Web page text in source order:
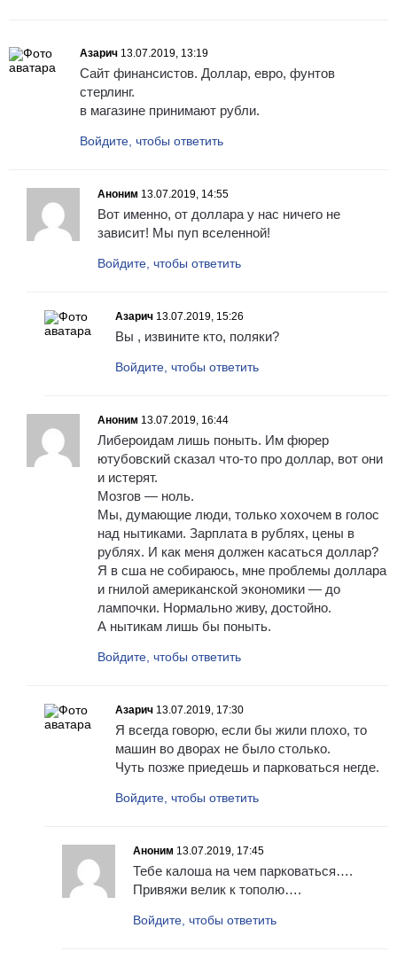
Азарич 13.07.2019, 13:19
Сайт финансистов. Доллар, евро, фунтов
стерлинг.
в магазине принимают рубли.
Войдите, чтобы ответить
Аноним 13.07.2019, 14:55
Вот именно, от доллара у нас ничего не
зависит! Мы пуп вселенной!
Войдите, чтобы ответить
Азарич 13.07.2019, 15:26
Вы , извините кто, поляки?
Войдите, чтобы ответить
Аноним 13.07.2019, 16:44
Либероидам лишь поныть. Им фюрер
ютубовский сказал что-то про доллар, вот они
и истерят.
Мозгов — ноль.
Мы, думающие люди, только хохочем в голос
над нытиками. Зарплата в рублях, цены в
рублях. И как меня должен касаться доллар?
Я в сша не собираюсь, мне проблемы доллара
и гнилой американской экономики — до
лампочки. Нормально живу, достойно.
А нытикам лишь бы поныть.
Войдите, чтобы ответить
Азарич 13.07.2019, 17:30
Я всегда говорю, если бы жили плохо, то
машин во дворах не было столько.
Чуть позже приедешь и парковаться негде.
Войдите, чтобы ответить
Аноним 13.07.2019, 17:45
Тебе калоша на чем парковаться….
Привяжи велик к тополю….
Войдите, чтобы ответить